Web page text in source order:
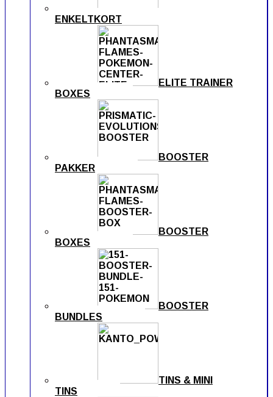
ENKELTKORT
ELITE TRAINER
BOXES
BOOSTER
PAKKER
BOOSTER
BOXES
BOOSTER
BUNDLES
TINS & MINI
TINS